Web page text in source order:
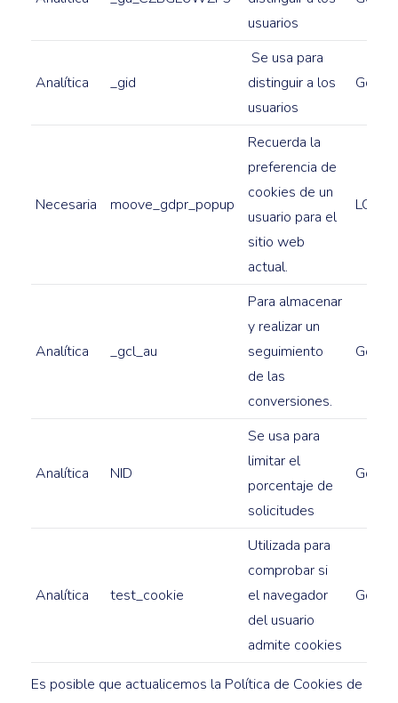
usuarios
Analítica _gid
Se usa para
distinguir a los
usuarios
Necesaria moove_gdpr_popup
Recuerda la
preferencia de
cookies de un
usuario para el
sitio web
actual.
Analítica _gcl_au
Para almacenar
y realizar un
seguimiento
de las
conversiones.
Analítica NID
Se usa para
limitar el
porcentaje de
solicitudes
Analítica test_cookie
Utilizada para
comprobar si
el navegador
del usuario
admite cookies
Es posible que actualicemos la Política de Cookies de